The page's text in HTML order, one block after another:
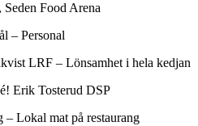
Food Arena
– Personal
LRF – Lönsamhet i hela kedjan
Erik Tosterud DSP
Lokal mat på restaurang